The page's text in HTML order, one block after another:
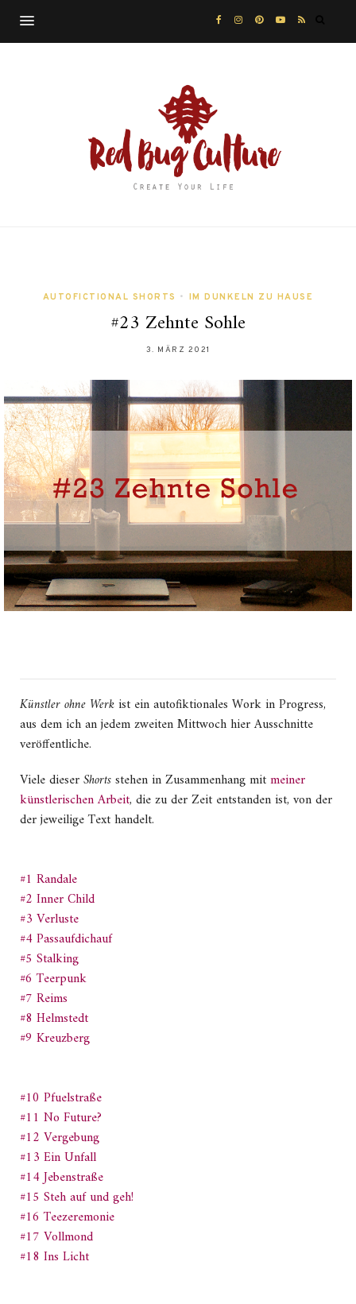
AUTOFICTIONAL SHORTS • IM DUNKELN ZU HAUSE
#23 Zehnte Sohle
3. MÄRZ 2021
Künstler ohne Werkist ein autofiktionales Work in Progress,
aus dem ich an jedem zweiten Mittwoch hier Ausschnitte
veröffentliche.
Viele dieserShortsstehen in Zusammenhang mitmeiner
künstlerischen Arbeit, die zu der Zeit entstanden ist, von der
der jeweilige Text handelt.
#1 Randale
#2 Inner Child
#3 Verluste
#4 Passaufdichauf
#5 Stalking
#6 Teerpunk
#7 Reims
#8 Helmstedt
#9 Kreuzberg
#10 Pfuelstraße
#11 No Future?
#12 Vergebung
#13 Ein Unfall
#14 Jebenstraße
#15 Steh auf und geh!
#16 Teezeremonie
#17 Vollmond
#18 Ins Licht